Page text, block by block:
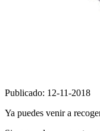
Publicado: 12-11-2018
Ya puedes venir a